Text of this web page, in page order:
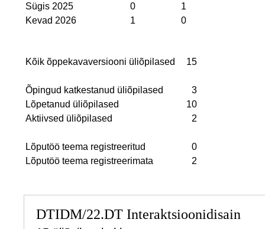
Sügis 2025
0
1
Kevad 2026
1 0
Kõik õppekavaversiooni üliõpilased 15
Õpingud katkestanud üliõpilased
3
Lõpetanud üliõpilased
10
Aktiivsed üliõpilased
2
Lõputöö teema registreeritud
0
Lõputöö teema registreerimata
2